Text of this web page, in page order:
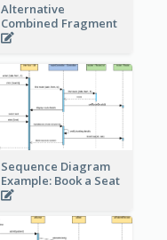
Alternative
Combined Fragment
Sequence Diagram
Example: Book a Seat